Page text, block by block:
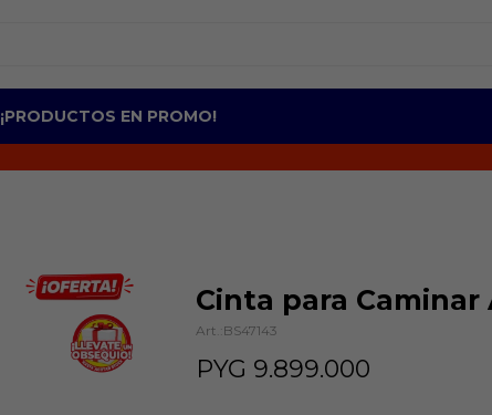
¡PRODUCTOS EN PROMO!
Cinta para
BS47143
PYG 9.899.000